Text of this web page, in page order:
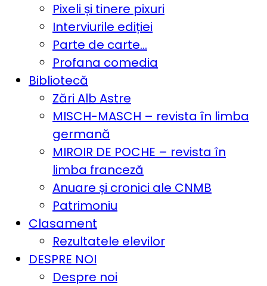
Pixeli și tinere pixuri
Interviurile ediției
Parte de carte…
Profana comedia
Bibliotecă
Zări Alb Astre
MISCH-MASCH – revista în limba
germană
MIROIR DE POCHE – revista în
limba franceză
Anuare și cronici ale CNMB
Patrimoniu
Clasament
Rezultatele elevilor
DESPRE NOI
Despre noi